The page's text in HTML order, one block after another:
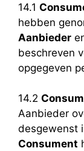
14.1
hebben
Aanbieder
beschreven
opgegeven
14.2
Aanbieder
desgewenst
Consument